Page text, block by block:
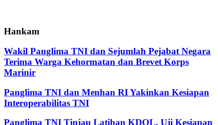
Hankam
Wakil Panglima TNI dan Sejumlah Pejabat Negara
Terima Warga Kehormatan dan Brevet Korps
Marinir
Panglima TNI dan Menhan RI Yakinkan Kesiapan
Interoperabilitas TNI
Panglima TNI Tinjau Latihan KDOL, Uji Kesiapan